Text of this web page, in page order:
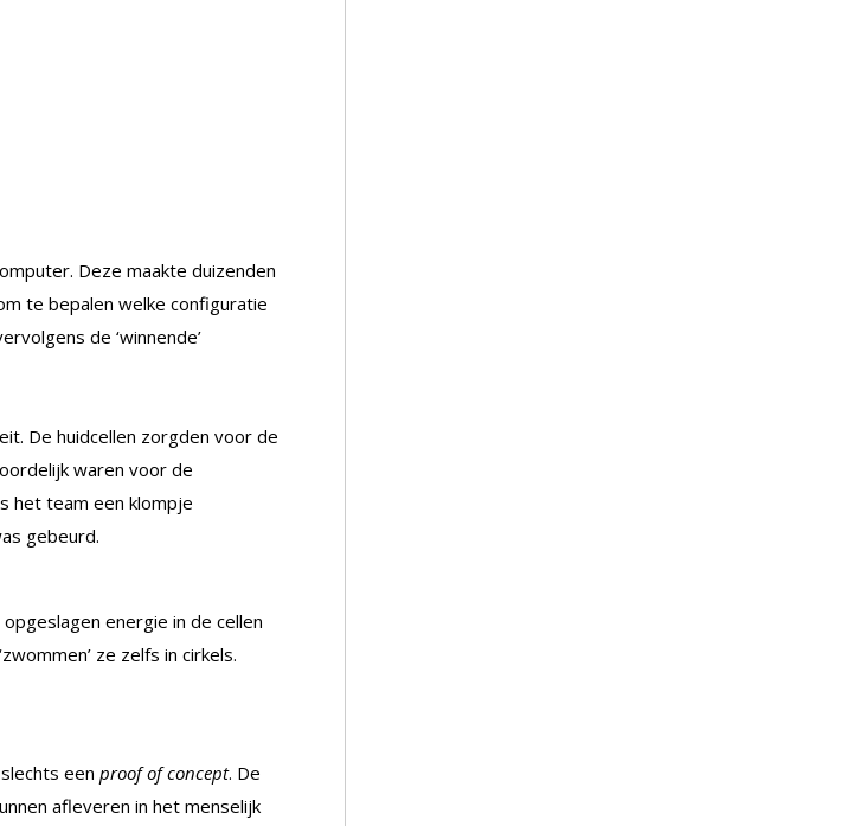
Deze maakte duizenden
te bepalen welke configuratie
de ‘winnende’
De huidcellen zorgden voor de
waren voor de
het team een klompje
gebeurd.
energie in de cellen
ze zelfs in cirkels.
een proof of concept. De
afleveren in het menselijk